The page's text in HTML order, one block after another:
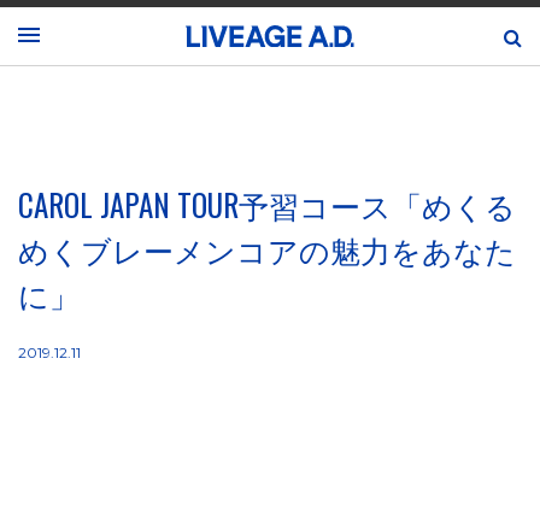
CAROL JAPAN TOUR予習コース「めくる
めくブレーメンコアの魅力をあなた
に」
2019.12.11